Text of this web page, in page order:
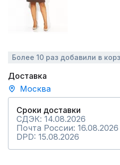
Более 10 раз добавили в
Доставка
Москва
Сроки доставки
СДЭК: 14.08.2026
Почта России: 16.08.2026
DPD: 15.08.2026